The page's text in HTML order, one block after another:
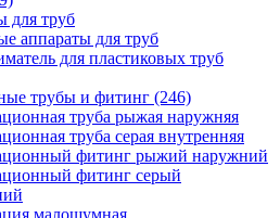
труб
аппараты для труб
для пластиковых труб
трубы и фитинг (246)
труба рыжая наружняя
труба серая внутренняя
фитинг рыжий наружний
фитинг серый
малошумная